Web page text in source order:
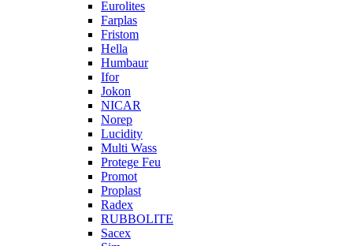
Eurolites
Farplas
Fristom
Hella
Humbaur
Ifor
Jokon
NICAR
Norep
Lucidity
Multi Wass
Protege Feu
Promot
Proplast
Radex
RUBBOLITE
Sacex